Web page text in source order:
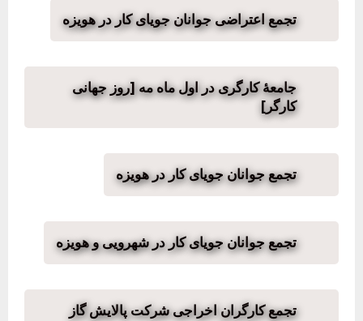
تجمع اعتراضی جوانان جویای کار در هویزه
جامعهٔ کارگری در اول ماه مه [روز جهانی
کارگر]
تجمع جوانان جویای کار در هویزه
تجمع جوانان جویای کار در شهرویی و هویزه
تجمع کارگران اخراجی شرکت پالایش گاز